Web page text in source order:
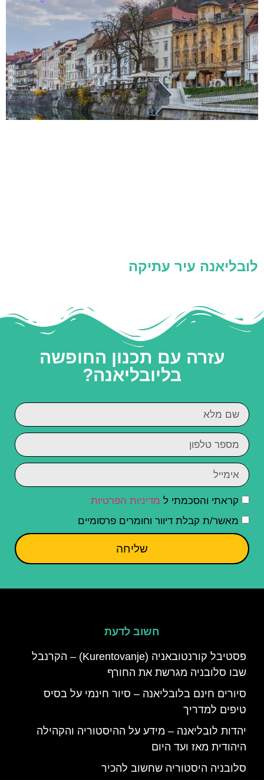
לובליאנה עיר עתיקה
עזרה עם תכנון החופשה
בליובליאנה?
קראתי והסכמתי ל מדיניות הפרטיות
מאשר/ת קבלת דיוור וחומרים פרסומיים
שליחה
חשוב לדעת
פסטיבל קורנטובאניה (Kurentovanje) – הקרנבל
שבו סלובניה מגרשת את החורף
סיורים חינם בלובליאנה – סיור חינמי על בסיס
טיפים למדריך
יהדות לובליאנה – מידע על ההיסטוריה והקהילה
היהודית מאז ועד היום
סלובניה היסטוריה שחשוב להכיר